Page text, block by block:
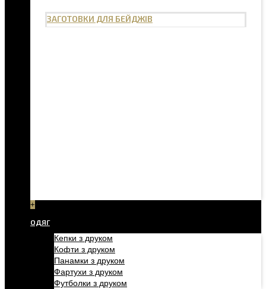
ЗАГОТОВКИ ДЛЯ БЕЙДЖІВ
+
ОДЯГ
Кепки з друком
Кофти з друком
Панамки з друком
Фартухи з друком
Футболки з друком